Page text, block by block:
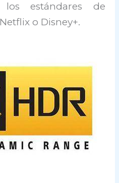
los estándares de
o Disney+.